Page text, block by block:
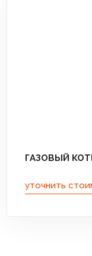
ГАЗОВЫЙ
уточнить